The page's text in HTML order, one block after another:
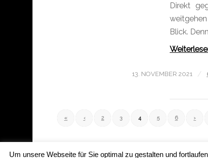
Direkt
Blick.
13. NOVEMBER 2021 /
« ‹ 2 3 4 5 6 ›
Um unsere Webseite für Sie optimal zu gestalten und